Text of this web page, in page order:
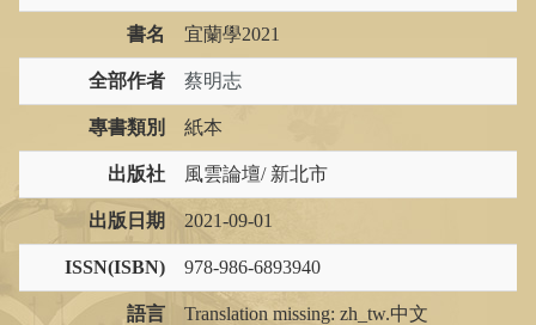
書名 宜蘭學2021
全部作者 蔡明志
專書類別 紙本
出版社 風雲論壇/ 新北市
出版日期 2021-09-01
ISSN(ISBN) 978-986-6893940
語言 Translation missing: zh_tw.中文